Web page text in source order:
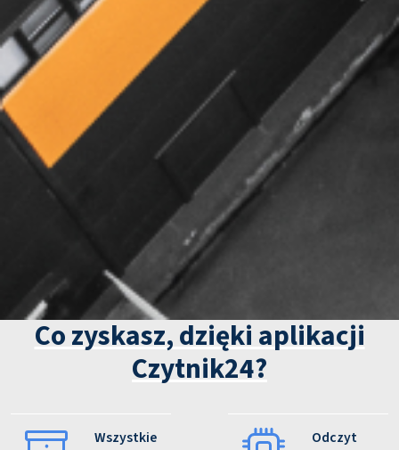
Co zyskasz, dzięki aplikacji
Czytnik24?
Wszystkie
Odczyt